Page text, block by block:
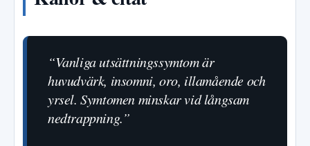
“Vanliga utsättningssymtom är
huvudvärk, insomni, oro, illamående och
yrsel. Symtomen minskar vid långsam
nedtrappning.”